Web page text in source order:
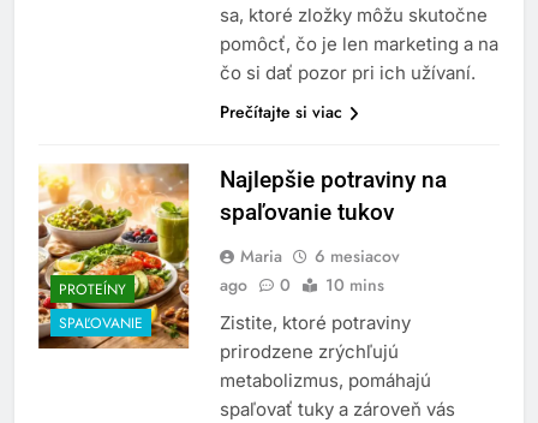
sa, ktoré zložky môžu skutočne
pomôcť, čo je len marketing a na
čo si dať pozor pri ich užívaní.
Prečítajte si viac
PROTEÍNY
SPAĽOVANIE
Najlepšie potraviny na
spaľovanie tukov
Maria
6 mesiacov
ago
0 10 mins
Zistite, ktoré potraviny
prirodzene zrýchľujú
metabolizmus, pomáhajú
spaľovať tuky a zároveň vás